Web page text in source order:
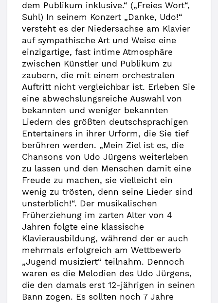
dem Publikum inklusive.“ („Freies Wort“,
Suhl) In seinem Konzert „Danke, Udo!“
versteht es der Niedersachse am Klavier
auf sympathische Art und Weise eine
einzigartige, fast intime Atmosphäre
zwischen Künstler und Publikum zu
zaubern, die mit einem orchestralen
Auftritt nicht vergleichbar ist. Erleben Sie
eine abwechslungsreiche Auswahl von
bekannten und weniger bekannten
Liedern des größten deutschsprachigen
Entertainers in ihrer Urform, die Sie tief
berühren werden. „Mein Ziel ist es, die
Chansons von Udo Jürgens weiterleben
zu lassen und den Menschen damit eine
Freude zu machen, sie vielleicht ein
wenig zu trösten, denn seine Lieder sind
unsterblich!“. Der musikalischen
Früherziehung im zarten Alter von 4
Jahren folgte eine klassische
Klavierausbildung, während der er auch
mehrmals erfolgreich am Wettbewerb
„Jugend musiziert“ teilnahm. Dennoch
waren es die Melodien des Udo Jürgens,
die den damals erst 12-jährigen in seinen
Bann zogen. Es sollten noch 7 Jahre